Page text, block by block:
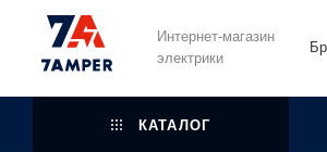
Интернет-магазин
электрики
КАТАЛОГ